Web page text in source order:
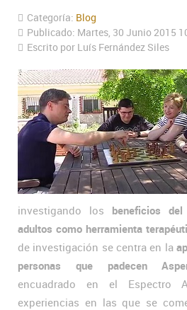
Categoría: Blog
Publicado: Martes, 30 Junio 2015
Escrito por Luís Fernández Siles
investigando los beneficios
adultos como herramienta
de investigación se centra en la
personas que padecen
encuadrado en el Espectro
experiencias en las que se